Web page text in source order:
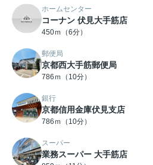
ホームセンター
コーナン 伏見大手筋店
450ｍ（6分）
郵便局
京都西大手筋郵便局
786ｍ（10分）
銀行
京都信用金庫伏見支店
786ｍ（10分）
スーパー
業務スーパー 大手筋店